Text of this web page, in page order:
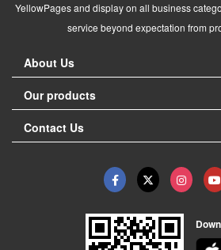
YellowPages and display on all business
service beyond expectation from
About Us
Our products
Contact Us